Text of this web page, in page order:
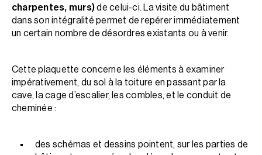
charpentes, murs)de celui-ci. La visite du bâtiment
dans son intégralité permet de repérer immédiatement
un certain nombre de désordres existants ou à venir.
Cette plaquette concerne les éléments à examiner
impérativement, du sol à la toiture en passant par la
cave, la cage d’escalier, les combles, et le conduit de
cheminée :
des schémas et dessins pointent, sur les parties de